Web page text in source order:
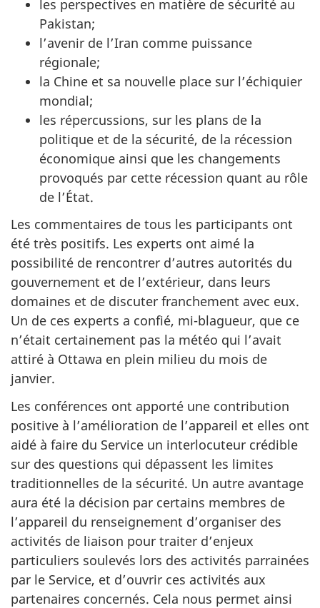
les perspectives en matière de sécurité au
Pakistan;
l’avenir de l’Iran comme puissance
régionale;
la Chine et sa nouvelle place sur l’échiquier
mondial;
les répercussions, sur les plans de la
politique et de la sécurité, de la récession
économique ainsi que les changements
provoqués par cette récession quant au rôle
de l’État.
Les commentaires de tous les participants ont
été très positifs. Les experts ont aimé la
possibilité de rencontrer d’autres autorités du
gouvernement et de l’extérieur, dans leurs
domaines et de discuter franchement avec eux.
Un de ces experts a confié, mi-blagueur, que ce
n’était certainement pas la météo qui l’avait
attiré à Ottawa en plein milieu du mois de
janvier.
Les conférences ont apporté une contribution
positive à l’amélioration de l’appareil et elles ont
aidé à faire du Service un interlocuteur crédible
sur des questions qui dépassent les limites
traditionnelles de la sécurité. Un autre avantage
aura été la décision par certains membres de
l’appareil du renseignement d’organiser des
activités de liaison pour traiter d’enjeux
particuliers soulevés lors des activités parrainées
par le Service, et d’ouvrir ces activités aux
partenaires concernés. Cela nous permet ainsi